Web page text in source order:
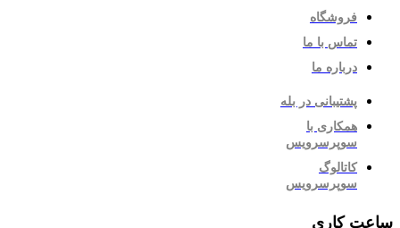
فروشگاه
تماس با ما
درباره ما
پشتیبانی در بله
همکاری با
سوپرسرویس
کاتالوگ
سوپرسرویس
ساعت کاری